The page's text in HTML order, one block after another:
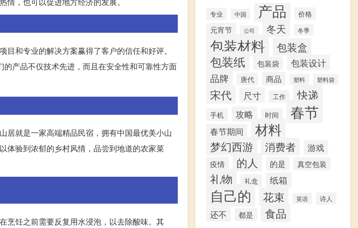
和专业的解决方案赢得了客户的信任和好评。
产品不仅技术先进，而且在安全性和可靠性方面
居就是一家高端精品民宿，拥有中国最优美小山
体验到浓郁的乡村风情，品尝到地道的农家菜
烹饪之前需要反复用水浸泡，以去除酸味。其
专业 中国 产品 价格
元宵节 公司 冬天 冬季
包装材料 包装盒
包装纸 包装袋 包装设计
品牌 唐代 商品 塑料 塑料袋
宋代 尺寸 工作 快递
手机 攻略 时间 春节
春节期间 材料
梦幻西游 消费者 游戏
疫情 的人 的是 真空包装
礼物 礼盒 纸箱
自己的 花束 英语 诗人
还不 都是 食品